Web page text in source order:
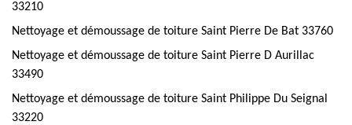
33210
Nettoyage et démoussage de toiture Saint Pierre De Bat 33760
Nettoyage et démoussage de toiture Saint Pierre D Aurillac
33490
Nettoyage et démoussage de toiture Saint Philippe Du Seignal
33220